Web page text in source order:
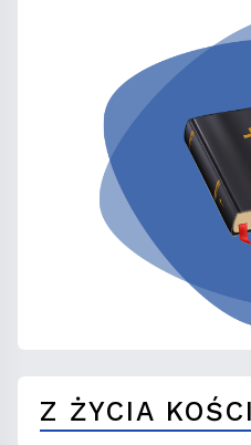
Z ŻYCIA